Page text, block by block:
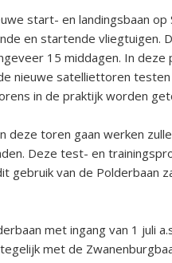
start- en landingsbaan
en startende vliegtuigen.
15 middagen. In deze
nieuwe satelliettoren
in de praktijk worden
deze toren gaan werken
Deze test- en
gebruik van de Polderbaan
met ingang van 1 juli
met de